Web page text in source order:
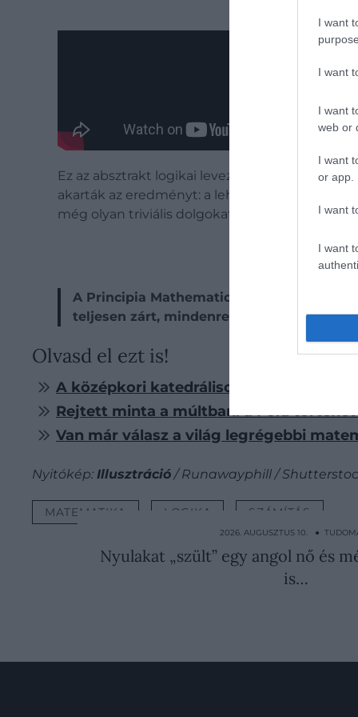
I want
I want
I want
web or
I want
or app.
I want
I want
Ez az absztrakt logikai levezetés felel meg
akarták az eredményt: a lehető legszigorúbb
még olyan triviális dolgokat is, mint hogy „ha
A Principia Mathematica ugyan óriási
teljesen zárt, mindenre kiterjedő
Olvasd el ezt is!
A középkori katedrálisokat
Rejtett minta a múltban: a Föld
Van már válasz a világ legrégebbi
Nyitókép: Illusztráció / Runawayphill /
MATEMATIKA LOGIKA SZÁMÍTÁS
2026. AUGUSZTUS 10. ●
Nyulakat „szült” egy angol nő és
is…